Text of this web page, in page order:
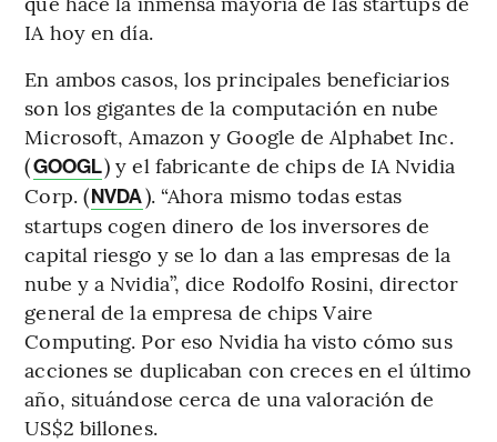
IA hoy en día.
En ambos casos, los principales beneficiarios
son los gigantes de la computación en nube
Microsoft, Amazon y Google de Alphabet Inc.
(GOOGL) y el fabricante de chips de IA Nvidia
Corp. (NVDA). “Ahora mismo todas estas
startups cogen dinero de los inversores de
capital riesgo y se lo dan a las empresas de la
nube y a Nvidia”, dice Rodolfo Rosini, director
general de la empresa de chips Vaire
Computing. Por eso Nvidia ha visto cómo sus
acciones se duplicaban con creces en el último
año, situándose cerca de una valoración de
US$2 billones.